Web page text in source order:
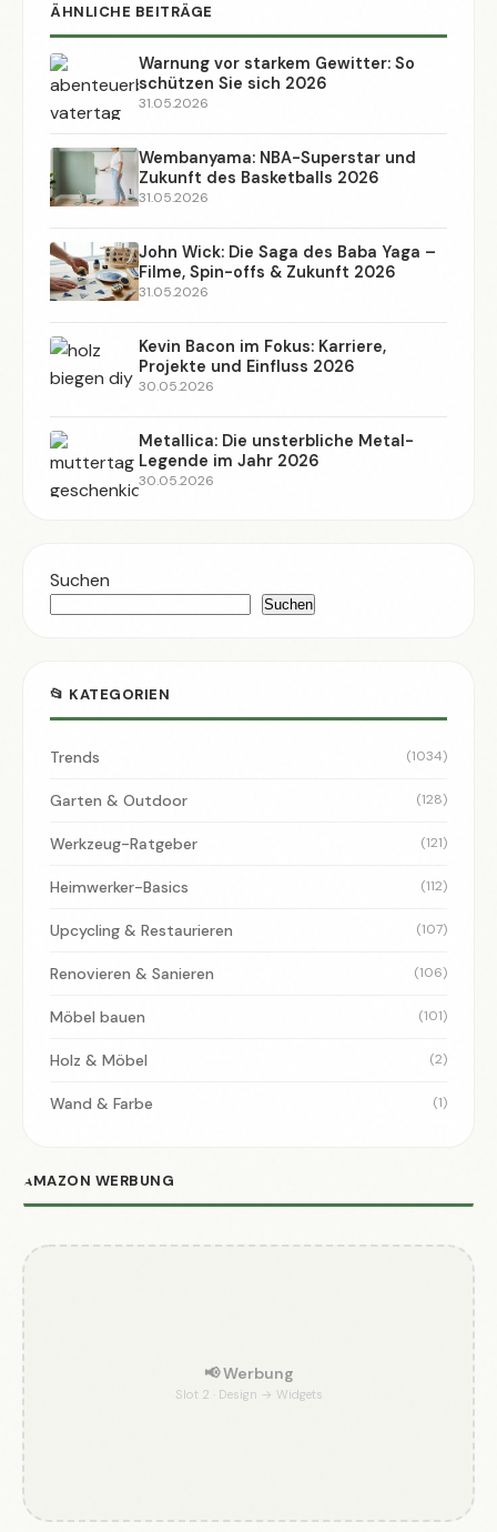
ÄHNLICHE BEITRÄGE
Warnung vor starkem Gewitter: So
schützen Sie sich 2026
31.05.2026
Wembanyama: NBA-Superstar und
Zukunft des Basketballs 2026
31.05.2026
John Wick: Die Saga des Baba Yaga –
Filme, Spin-offs & Zukunft 2026
31.05.2026
Kevin Bacon im Fokus: Karriere,
Projekte und Einfluss 2026
30.05.2026
Metallica: Die unsterbliche Metal-
Legende im Jahr 2026
30.05.2026
Suchen
Suchen
📂 KATEGORIEN
Trends (1034)
Garten & Outdoor (128)
Werkzeug-Ratgeber (121)
Heimwerker-Basics (112)
Upcycling & Restaurieren (107)
Renovieren & Sanieren (106)
Möbel bauen (101)
Holz & Möbel (2)
Wand & Farbe (1)
AMAZON WERBUNG
📢 Werbung
Slot 2 · Design → Widgets